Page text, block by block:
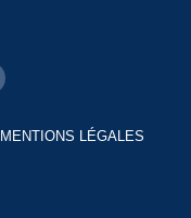
MENTIONS LÉGALES